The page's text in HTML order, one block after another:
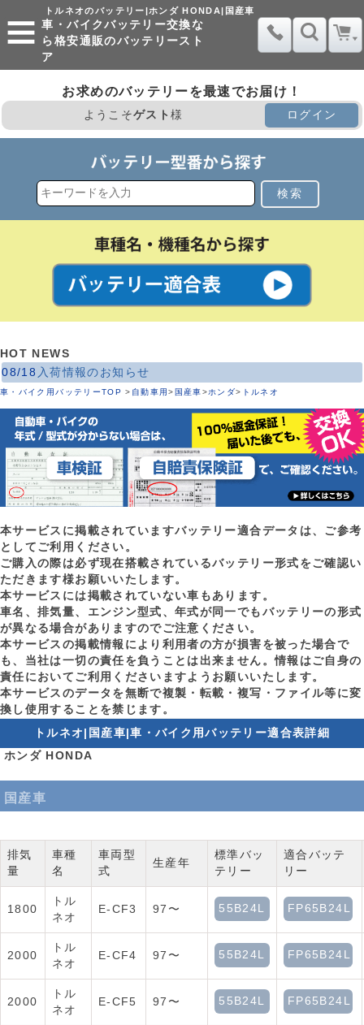
トルネオのバッテリー|ホンダ HONDA|国産車
車・バイクバッテリー交換な
ら格安通販のバッテリースト
ア
お求めのバッテリーを最速でお届け！
ようこそゲスト様 ログイン
検索
HOT NEWS
08/18 入荷情報のお知らせ
車・バイク用バッテリーTOP > 自動車用> 国産車>ホンダ> トルネオ
本サービスに掲載されていますバッテリー適合データは、ご参考
としてご利用ください。
ご購入の際は必ず現在搭載されているバッテリー形式をご確認い
ただきます様お願いいたします。
本サービスには掲載されていない車もあります。
車名、排気量、エンジン型式、年式が同一でもバッテリーの形式
が異なる場合がありますのでご注意ください。
本サービスの掲載情報により利用者の方が損害を被った場合で
も、当社は一切の責任を負うことは出来ません。情報はご自身の
責任においてご利用くださいますようお願いいたします。
本サービスのデータを無断で複製・転載・複写・ファイル等に変
換し使用することを禁じます。
トルネオ|国産車|車・バイク用バッテリー適合表詳細
ホンダ HONDA
国産車
排気
量
車種
名
車両型
式
生産年
標準バッ
テリー
適合バッテ
リー
1800
トル
ネオ
E-CF3 97〜 55B24L FP65B24L
2000
トル
ネオ
E-CF4 97〜 55B24L FP65B24L
2000
トル
ネオ
E-CF5 97〜 55B24L FP65B24L